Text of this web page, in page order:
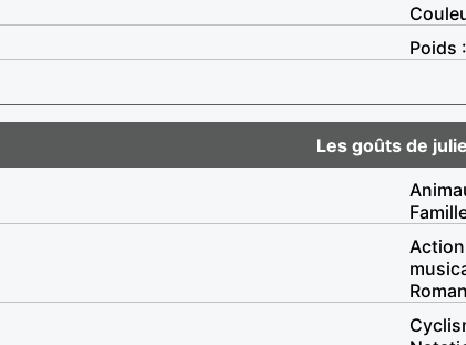
Poids
Les goûts de